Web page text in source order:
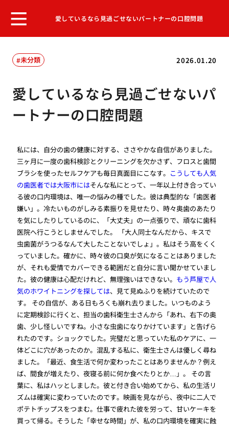
愛しているなら見過ごせないパートナーの口腔問題
2026.01.20
未分類
愛しているなら見過ごせないパ
ートナーの口腔問題
私には、自分の歯の健康に対する、ささやかな自信がありました。
三ヶ月に一度の歯科検診とクリーニングを欠かさず、フロスと歯間
ブラシを使ったセルフケアも毎日真面目にこなす。 こうしても人気
の歯医者では大阪市にはそんな私にとって、一年以上付き合ってい
る彼の口内環境は、唯一の悩みの種でした。彼は典型的な「歯医者
嫌い」。冷たいものがしみる素振りを見せたり、時々奥歯のあたり
を気にしたりしているのに、「大丈夫」の一点張りで、頑なに歯科
医院へ行こうとしませんでした。 「大人同士なんだから、キスで
虫歯菌がうつるなんて大したことないでしょ」。私はそう高をくく
っていました。確かに、時々彼の口臭が気になることはありました
が、それも愛情でカバーできる範囲だと自分に言い聞かせていまし
た。彼の健康は心配だけれど、無理強いはできない。 もう芦屋で人
気のホワイトニングを探しては、見て見ぬふりを続けていたので
す。 その自信が、ある日もろくも崩れ去りました。いつものよう
に定期検診に行くと、担当の歯科衛生士さんから「あれ、右下の奥
歯、少し怪しいですね。小さな虫歯になりかけています」と告げら
れたのです。ショックでした。完璧だと思っていた私のケアに、一
体どこに穴があったのか。混乱する私に、衛生士さんは優しく尋ね
ました。「最近、食生活で何か変わったことはありませんか？例え
ば、間食が増えたり、夜寝る前に何か食べたりとか…」。 その言
葉に、私はハッとしました。彼と付き合い始めてから、私の生活リ
ズムは確実に変わっていたのです。映画を見ながら、夜中に二人で
ポテトチップスをつまむ。仕事で疲れた彼を労って、甘いケーキを
買って帰る。そうした「幸せな時間」が、私の口内環境を確実に蝕